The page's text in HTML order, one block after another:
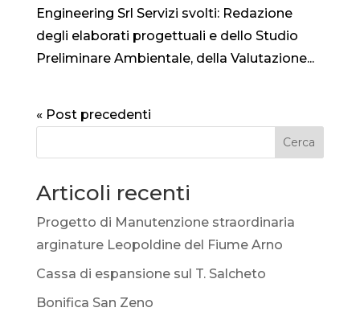
Engineering Srl Servizi svolti: Redazione
degli elaborati progettuali e dello Studio
Preliminare Ambientale, della Valutazione...
« Post precedenti
Cerca
Articoli recenti
Progetto di Manutenzione straordinaria
arginature Leopoldine del Fiume Arno
Cassa di espansione sul T. Salcheto
Bonifica San Zeno